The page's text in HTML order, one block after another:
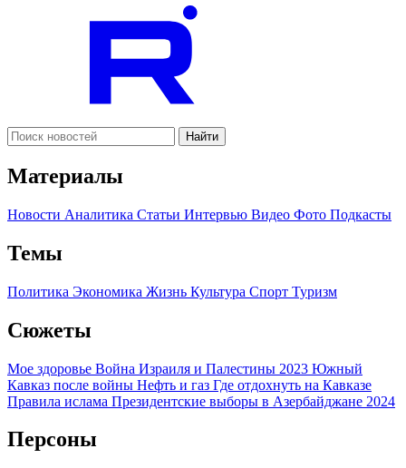
Найти
Материалы
Новости Аналитика Статьи Интервью Видео Фото Подкасты
Темы
Политика Экономика Жизнь Культура Спорт Туризм
Сюжеты
Мое здоровье Война Израиля и Палестины 2023 Южный
Кавказ после войны Нефть и газ Где отдохнуть на Кавказе
Правила ислама Президентские выборы в Азербайджане 2024
Персоны